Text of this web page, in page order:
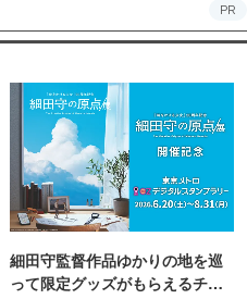
PR
細田守監督作品ゆかりの地を巡
って限定グッズがもらえるチャ